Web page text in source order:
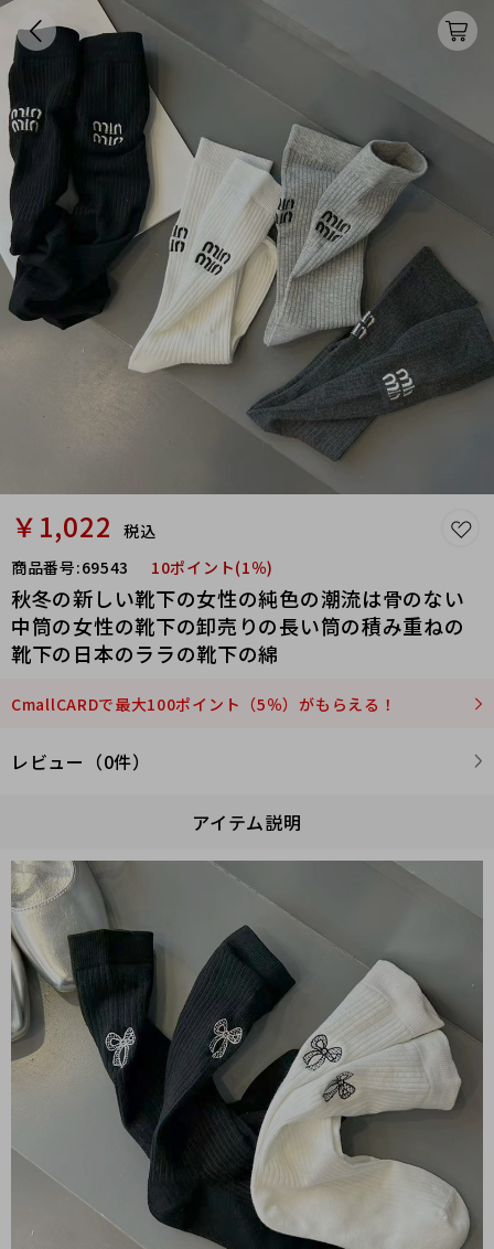
￥1,022
税込
商品番号:69543 10ポイント(1％)
秋冬の新しい靴下の女性の純色の潮流は骨のない
中筒の女性の靴下の卸売りの長い筒の積み重ねの
靴下の日本のララの靴下の綿
CmallCARDで最大100ポイント（5％）がもらえる！
レビュー（0件）
アイテム説明